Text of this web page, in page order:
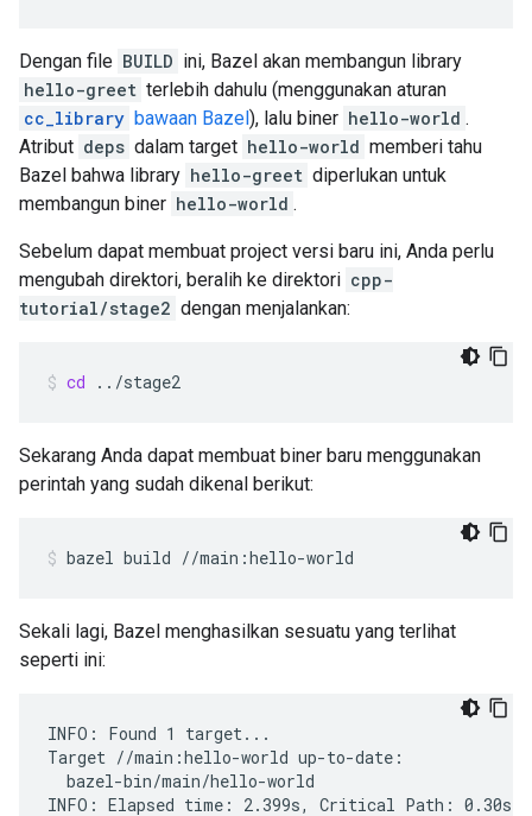
Dengan file BUILD ini, Bazel akan membangun library
hello-greet terlebih dahulu (menggunakan aturan
cc_library bawaan Bazel), lalu biner hello-world .
Atribut deps dalam target hello-world memberi tahu
Bazel bahwa library hello-greet diperlukan untuk
membangun biner hello-world .
Sebelum dapat membuat project versi baru ini, Anda perlu
mengubah direktori, beralih ke direktori cpp-
tutorial/stage2 dengan menjalankan:
cd ../stage2
Sekarang Anda dapat membuat biner baru menggunakan
perintah yang sudah dikenal berikut:
bazel build //main:hello-world
Sekali lagi, Bazel menghasilkan sesuatu yang terlihat
seperti ini:
INFO: Found 1 target...
Target //main:hello-world up-to-date:
  bazel-bin/main/hello-world